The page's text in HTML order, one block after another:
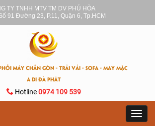
TY TNHH MTV TM DV PHÚ HÒA
91 Đường 23, P.11, Quận 6, Tp.HCM
MÁY CHẦN GÒN - TRẢI VẢI - SOFA - MAY MẶC
A DI ĐÀ PHẬT
Hotline0974 109 539